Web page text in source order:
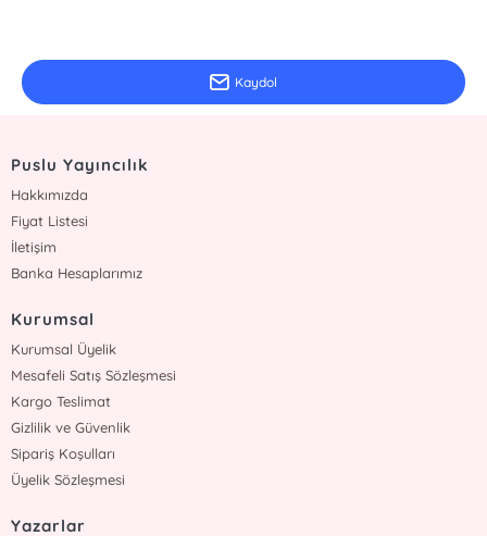
Kaydol
Puslu Yayıncılık
Hakkımızda
Fiyat Listesi
İletişim
Banka Hesaplarımız
Kurumsal
Kurumsal Üyelik
Mesafeli Satış Sözleşmesi
Kargo Teslimat
Gizlilik ve Güvenlik
Sipariş Koşulları
Üyelik Sözleşmesi
Yazarlar